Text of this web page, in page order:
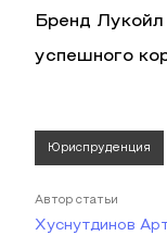
Бренд
успешного
Юриспруденция
Автор статьи
Хуснутдинов